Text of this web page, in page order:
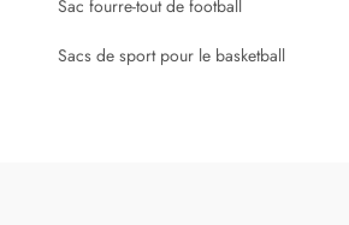
Sac fourre-tout de football
Sacs de sport pour le basketball